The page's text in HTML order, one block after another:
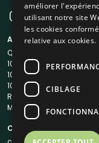
A propos
Qui sommes-nous ?
1001Salles
1001Salles PRO
1001DJ
Reserverunbar
MP2
Contacts
améliorer
utilisant notre site
les cookies
relative aux cookies.
CIBLAGE